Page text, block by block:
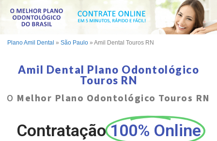
Plano Amil Dental » São Paulo » Amil Dental Touros RN
Amil Dental Plano Odontológico
Touros RN
O Melhor Plano Odontológico Touros RN
Contratação 100% Online